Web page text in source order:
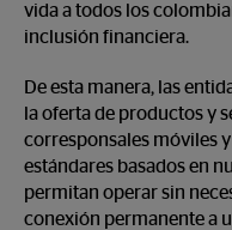
vida a todos los
inclusión financiera.
De esta manera, las
la oferta de productos y
corresponsales móviles
estándares basados en
permitan operar sin
conexión permanente a